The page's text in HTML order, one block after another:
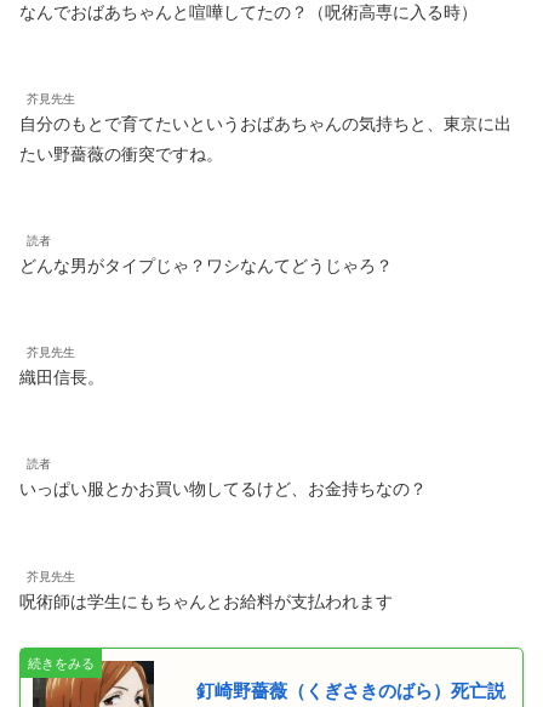
なんでおばあちゃんと喧嘩してたの？（呪術高専に入る時）
芥見先生
自分のもとで育てたいというおばあちゃんの気持ちと、東京に出
たい野薔薇の衝突ですね。
読者
どんな男がタイプじゃ？ワシなんてどうじゃろ？
芥見先生
織田信長。
読者
いっぱい服とかお買い物してるけど、お金持ちなの？
芥見先生
呪術師は学生にもちゃんとお給料が支払われます
釘崎野薔薇（くぎさきのばら）死亡説